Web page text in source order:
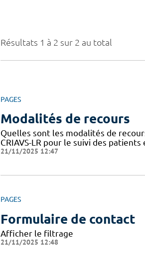
Résultats 1 à 2 sur 2 au total
PAGES
Modalités de recours
Quelles sont les modalités de
CRIAVS-LR pour le suivi des
21/11/2025 12:47
PAGES
Formulaire de contact
Afficher le filtrage
21/11/2025 12:48